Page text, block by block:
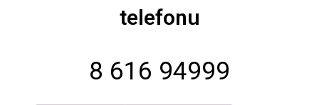
telefonu
8 616 94999